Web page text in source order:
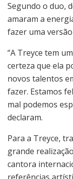
Segundo o duo,
amaram a
fazer uma
“A Treyce tem
certeza que ela
novos talentos
fazer. Estamos
mal podemos
declaram.
Para a Treyce,
grande
cantora
referências